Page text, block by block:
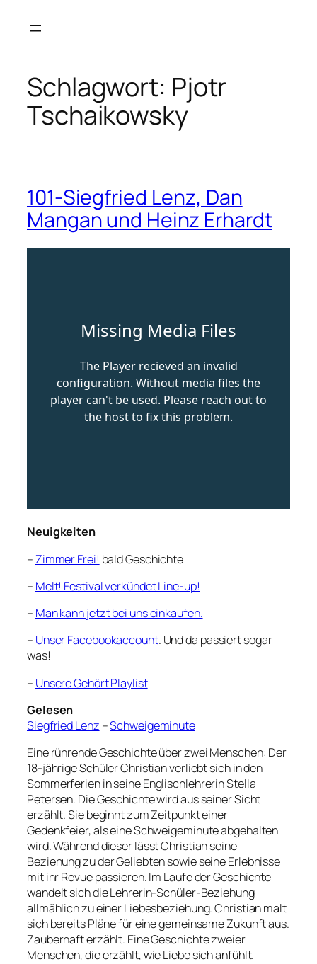
Inhalt
Schlagwort: Pjotr
Tschaikowsky
101-Siegfried Lenz, Dan
Mangan und Heinz Erhardt
Neuigkeiten
– Zimmer Frei! bald Geschichte
– Melt! Festival verkündet Line-up!
– Man kann jetzt bei uns einkaufen.
– Unser Facebookaccount. Und da passiert sogar
was!
– Unsere Gehört Playlist
Gelesen
Siegfried Lenz –Schweigeminute
Eine rührende Geschichte über zwei Menschen: Der
18-jährige Schüler Christian verliebt sich in den
Sommerferien in seine Englischlehrerin Stella
Petersen. Die Geschichte wird aus seiner Sicht
erzählt. Sie beginnt zum Zeitpunkt einer
Gedenkfeier, als eine Schweigeminute abgehalten
wird. Während dieser lässt Christian seine
Beziehung zu der Geliebten sowie seine Erlebnisse
mit ihr Revue passieren. Im Laufe der Geschichte
wandelt sich die Lehrerin-Schüler-Beziehung
allmählich zu einer Liebesbeziehung. Christian malt
sich bereits Pläne für eine gemeinsame Zukunft aus.
Zauberhaft erzählt. Eine Geschichte zweier
Menschen, die erzählt, wie Liebe sich anfühlt.